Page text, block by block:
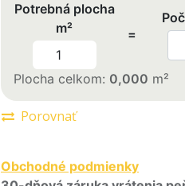
Potrebná plocha
m²
=
Plocha celkom: 0,000 m²
Porovnať
Obchodné podmienky